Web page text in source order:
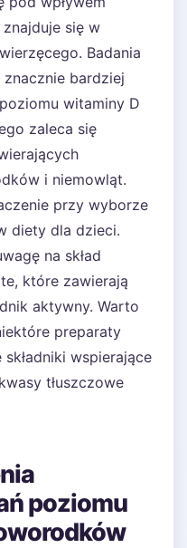
się w
Badania
bardziej
witaminy D
zaleca się
i niemowląt.
przy wyborze
diety dla dzieci.
na skład
które zawierają
aktywny. Warto
preparaty
wspierające
tłuszczowe
poziomu